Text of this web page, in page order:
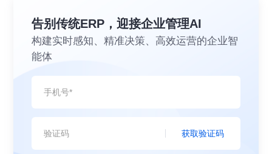
告别传统ERP，迎接企业管理AI
构建实时感知、精准决策、高效运营的企业智
能体
获取验证码